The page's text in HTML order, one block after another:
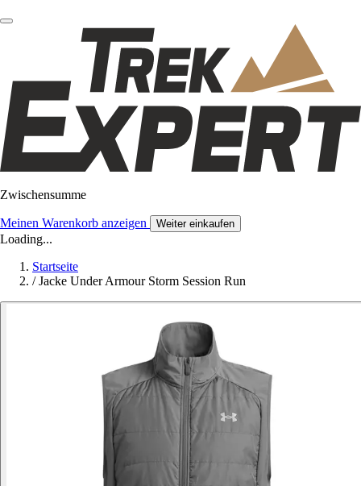
Zwischensumme
Meinen Warenkorb anzeigen Weiter einkaufen
Loading...
Startseite
/ Jacke Under Armour Storm Session Run